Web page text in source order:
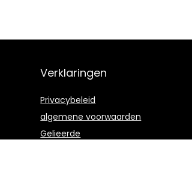
Verklaringen
Privacybeleid
algemene voorwaarden
Gelieerde